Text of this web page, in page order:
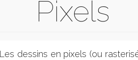
Pixels
Les dessins en pixels (ou